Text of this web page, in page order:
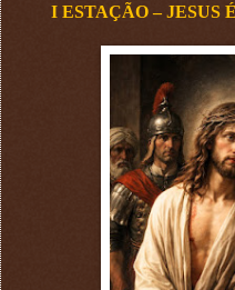
I ESTAÇÃO – JESUS